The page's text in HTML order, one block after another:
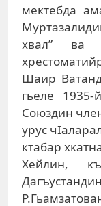
мектебда
хвал” ва
Шаир
гьеле 1935-
Союздин
урус
ктабар
Хейлин,